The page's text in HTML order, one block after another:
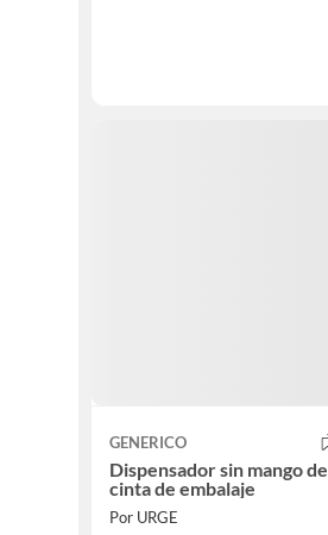
GENERICO
Dispensador sin mango de
cinta de embalaje
Por URGE